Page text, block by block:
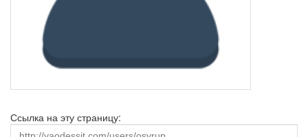
Ссылка на эту страницу: